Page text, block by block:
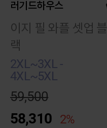
러기드하우스
이지 필 와플 셋업 블
랙
2XL~3XL -
4XL~5XL
59,500
58,310 2%